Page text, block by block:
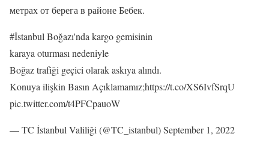
метрах от берега в районе Бебек.
#İstanbul Boğazı'nda kargo gemisinin
karaya oturması nedeniyle
Boğaz trafiği geçici olarak askıya alındı.
Konuya ilişkin Basın Açıklamamız;https://t.co/XS6IvfSrqU
pic.twitter.com/t4PFCpauoW
— TC İstanbul Valiliği (@TC_istanbul) September 1, 2022